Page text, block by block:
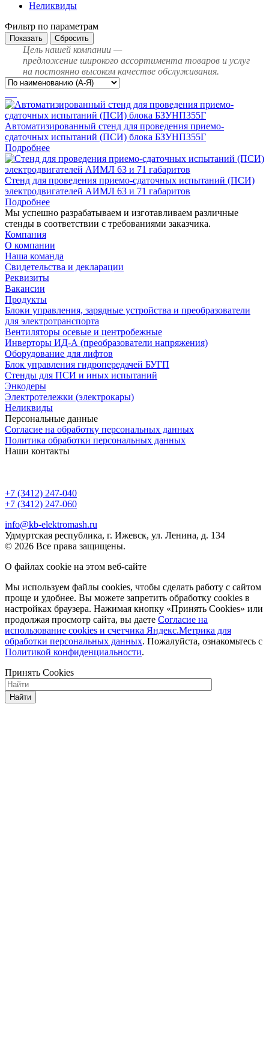
Неликвиды
Фильтр по параметрам
Сбросить
Цель нашей компании —
предложение широкого ассортимента товаров и услуг
на постоянно высоком качестве обслуживания.
Автоматизированный стенд для проведения приемо-
сдаточных испытаний (ПСИ) блока БЗУНП355Г
Подробнее
Стенд для проведения приемо-сдаточных испытаний (ПСИ)
электродвигателей АИМЛ 63 и 71 габаритов
Подробнее
Мы успешно разрабатываем и изготавливаем различные
стенды в соответствии с требованиями заказчика.
Компания
О компании
Наша команда
Свидетельства и декларации
Реквизиты
Вакансии
Продукты
Блоки управления, зарядные устройства и преобразователи
для электротранспорта
Вентиляторы осевые и центробежные
Инверторы ИД-А (преобразователи напряжения)
Оборудование для лифтов
Блок управления гидропередачей БУГП
Стенды для ПСИ и иных испытаний
Энкодеры
Электротележки (электрокары)
Неликвиды
Персональные данные
Согласие на обработку персональных данных
Политика обработки персональных данных
Наши контакты
+7 (3412) 247-040
+7 (3412) 247-060
info@kb-elektromash.ru
Удмуртская республика, г. Ижевск, ул. Ленина, д. 134
© 2026 Все права защищены.
О файлах cookie на этом веб-сайте
Мы используем файлы cookies, чтобы сделать работу с сайтом
проще и удобнее. Вы можете запретить обработку сookies в
настройках браузера. Нажимая кнопку «Принять Cookies» или
продолжая просмотр сайта, вы даете Cогласие на
использование cookies и счетчика Яндекс.Метрика для
обработки персональных данных. Пожалуйста, ознакомьтесь с
Политикой конфиденциальности.
Принять Cookies
Найти